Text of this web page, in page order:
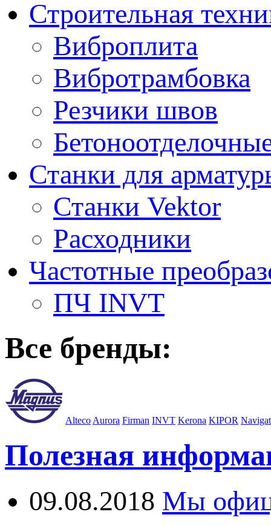
Строительная
Виброплита
Вибротрамбовка
Резчики швов
Станки для
Станки Vektor
Расходники
Частотные
ПЧ INVT
Все бренды:
Alteco Aurora Firman INVT Kerona KIPOR
Полезная
09.08.2018 Мы